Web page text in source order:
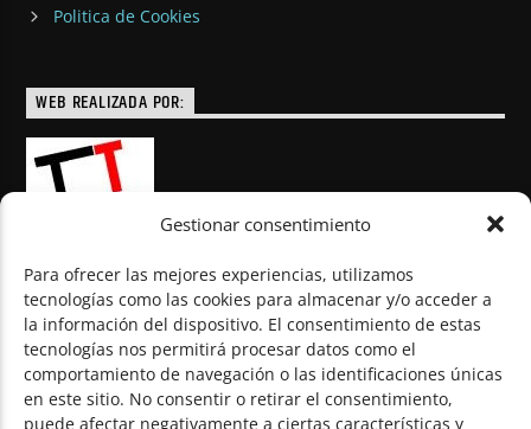
Gestionar consentimiento
Para ofrecer las mejores experiencias, utilizamos
tecnologías como las cookies para almacenar y/o acceder a
la información del dispositivo. El consentimiento de estas
tecnologías nos permitirá procesar datos como el
comportamiento de navegación o las identificaciones únicas
en este sitio. No consentir o retirar el consentimiento,
puede afectar negativamente a ciertas características y
Politica de Cookies
WEB REALIZADA POR:
© Todos los derechos reservados